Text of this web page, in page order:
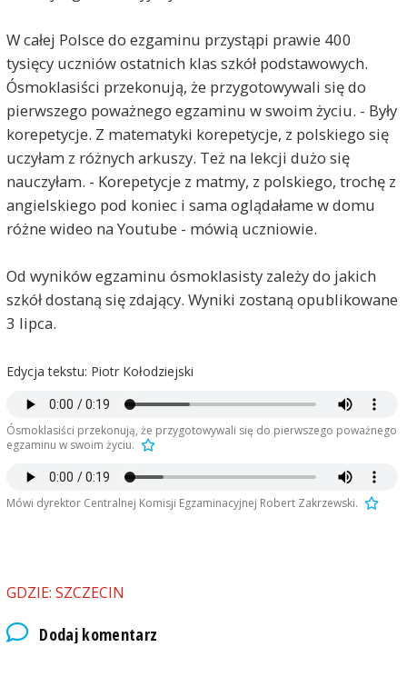
W całej Polsce do ezgaminu przystąpi prawie 400
tysięcy uczniów ostatnich klas szkół podstawowych.
Ósmoklasiści przekonują, że przygotowywali się do
pierwszego poważnego egzaminu w swoim życiu. - Były
korepetycje. Z matematyki korepetycje, z polskiego się
uczyłam z różnych arkuszy. Też na lekcji dużo się
nauczyłam. - Korepetycje z matmy, z polskiego, trochę z
angielskiego pod koniec i sama oglądałame w domu
różne wideo na Youtube - mówią uczniowie.
Od wyników egzaminu ósmoklasisty zależy do jakich
szkół dostaną się zdający. Wyniki zostaną opublikowane
3 lipca.
Edycja tekstu: Piotr Kołodziejski
Ósmoklasiści przekonują, że przygotowywali się do pierwszego poważnego
egzaminu w swoim życiu.
Mówi dyrektor Centralnej Komisji Egzaminacyjnej Robert Zakrzewski.
GDZIE: SZCZECIN
Dodaj komentarz